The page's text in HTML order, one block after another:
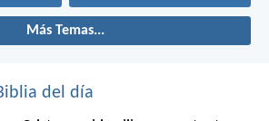
Más Temas...
del día